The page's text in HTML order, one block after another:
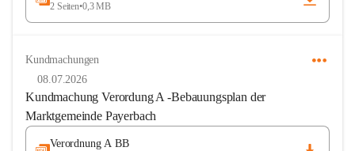
2 Seiten•0,3 MB
Kundmachungen
08.07.2026
Kundmachung Verordung A -Bebauungsplan der
Marktgemeinde Payerbach
Verordnung A BB